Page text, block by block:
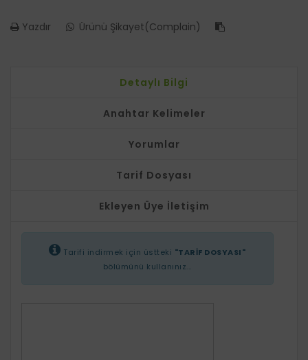
Yazdır Ürünü Şikayet(Complain)
Detaylı Bilgi
Anahtar Kelimeler
Yorumlar
Tarif Dosyası
Ekleyen Üye İletişim
Tarifi indirmek için üstteki "TARİF DOSYASI"
bölümünü kullanınız...